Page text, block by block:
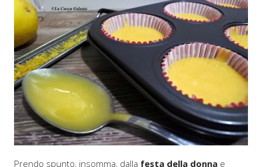
Prendo spunto, insomma, dalla festa della donna e